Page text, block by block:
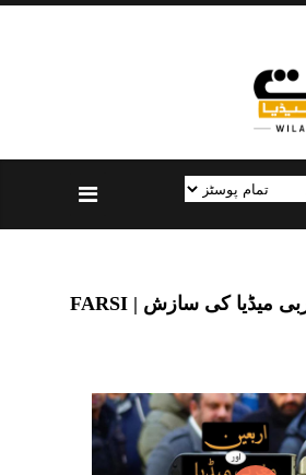
اربعین اور مغربی میڈیا کی سازش | FARSI